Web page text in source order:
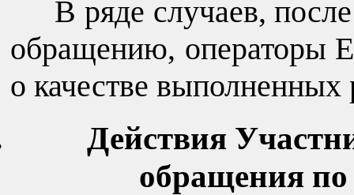
В ряде случаев,
обращению, операторы
о качестве выполненных
Действия
обращения по